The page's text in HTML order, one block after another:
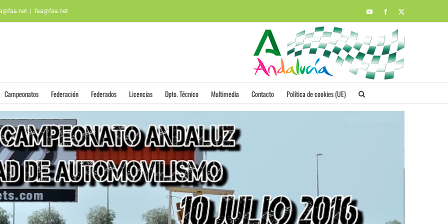
faa@faa.net YouTubeFacebook
Campeonatos Federación Federados Licencias Dpto. Técnico Multimedia Contacto Política de cookies (UE)